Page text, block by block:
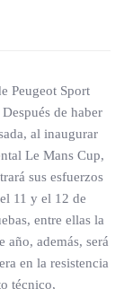
Peugeot Sport
de haber
al inaugurar
Le Mans Cup,
sus esfuerzos
11 y el 12 de
entre ellas la
año, además, será
en la resistencia
técnico,